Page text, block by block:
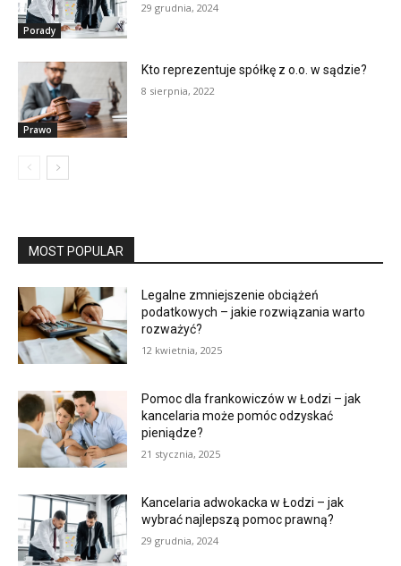
Porady
29 grudnia, 2024
Prawo
Kto reprezentuje spółkę z o.o. w sądzie?
8 sierpnia, 2022
MOST POPULAR
Legalne zmniejszenie obciążeń
podatkowych – jakie rozwiązania warto
rozważyć?
12 kwietnia, 2025
Pomoc dla frankowiczów w Łodzi – jak
kancelaria może pomóc odzyskać
pieniądze?
21 stycznia, 2025
Kancelaria adwokacka w Łodzi – jak
wybrać najlepszą pomoc prawną?
29 grudnia, 2024